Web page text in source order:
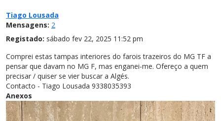
Tiago Lousada
Mensagens: 2
Registado: sábado fev 22, 2025 11:52 pm
Comprei estas tampas interiores do farois trazeiros do MG TF a
pensar que davam no MG F, mas enganei-me. Ofereço a quem
precisar / quiser se vier buscar a Algés.
Contacto - Tiago Lousada 9338035393
Anexos